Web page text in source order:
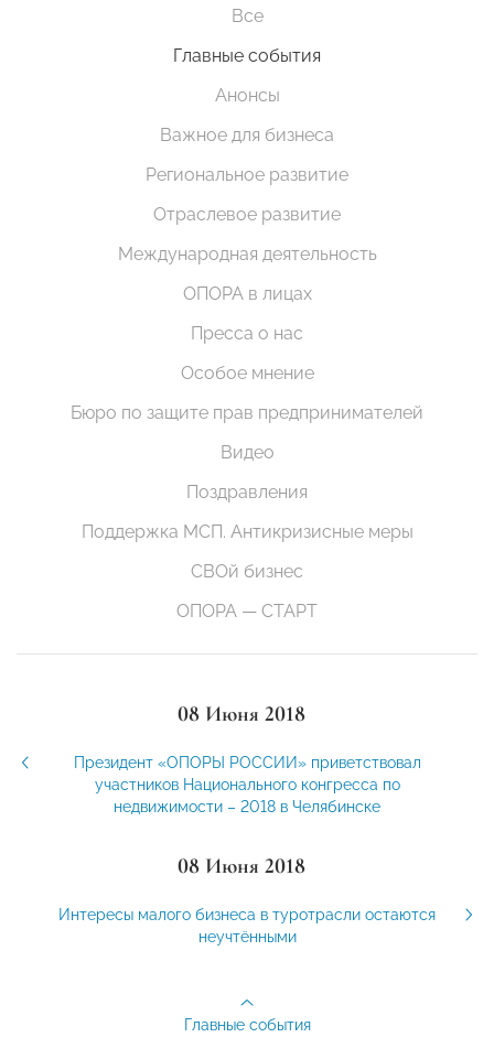
Все
Главные события
Анонсы
Важное для бизнеса
Региональное развитие
Отраслевое развитие
Международная деятельность
ОПОРА в лицах
Пресса о нас
Особое мнение
Бюро по защите прав предпринимателей
Видео
Поздравления
Поддержка МСП. Антикризисные меры
СВОй бизнес
ОПОРА — СТАРТ
08 Июня 2018
Президент «ОПОРЫ РОССИИ» приветствовал
участников Национального конгресса по
недвижимости – 2018 в Челябинске
08 Июня 2018
Интересы малого бизнеса в туротрасли остаются
неучтёнными
Главные события